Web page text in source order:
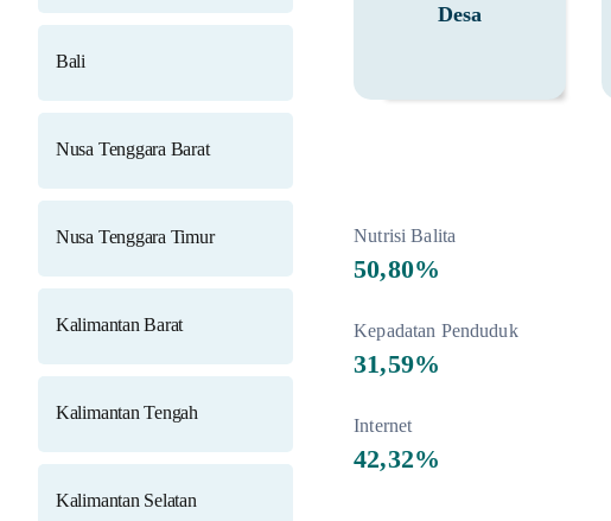
Bali
Nusa Tenggara Barat
Nusa Tenggara Timur
Kalimantan Barat
Kalimantan Tengah
Kalimantan Selatan
Desa
Nutrisi Balita
50,80%
Kepadatan Penduduk
31,59%
Internet
42,32%